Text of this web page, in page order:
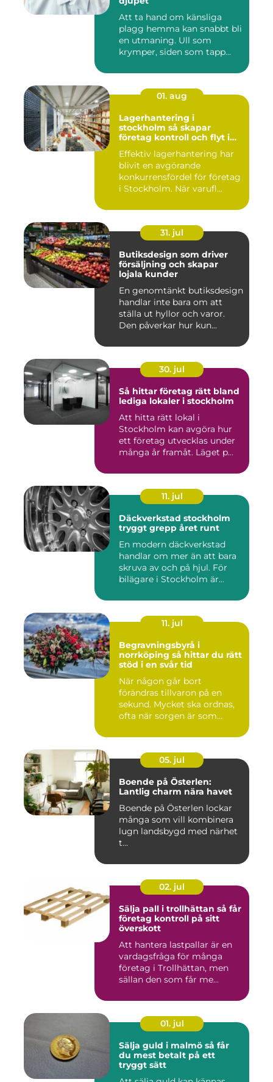
Att ta hand om känsliga
plagg hemma kan snabbt bli
en utmaning. Ull som
krymper, siden som tapp...
01. aug
Lagerhantering i
stockholm så skapar
företag kontroll och flyt i
Effektiv lagerhantering har
blivit en avgörande
konkurrensfördel för företag
i Stockholm. När varufl...
31. jul
Butiksdesign som driver
försäljning och skapar
lojala kunder
En genomtänkt butiksdesign
handlar inte bara om att
ställa ut hyllor och varor.
Den påverkar hur kun...
30. jul
Så hittar företag rätt bland
lediga lokaler i stockholm
Att hitta rätt lokal i
Stockholm kan avgöra hur
ett företag utvecklas under
många år framåt. Läget p...
11. jul
Däckverkstad stockholm
tryggt grepp året runt
En modern däckverkstad
handlar om mer än att bara
skruva av och på hjul. För
bilägare i Stockholm är...
11. jul
Begravningsbyrå i
norrköping så hittar du rätt
stöd i en svår tid
När någon går bort
förändras tillvaron på en
sekund. Mycket ska ordnas,
ofta när sorgen är som
05. jul
Boende på Österlen:
Lantlig charm nära havet
Boende på Österlen lockar
många som vill kombinera
lugn landsbygd med närhet
t...
02. jul
Sälja pall i trollhättan så får
företag kontroll på sitt
överskott
Att hantera lastpallar är en
vardagsfråga för många
företag i Trollhättan, men
sällan den som får me...
01. jul
Sälja guld i malmö så får
du mest betalt på ett
tryggt sätt